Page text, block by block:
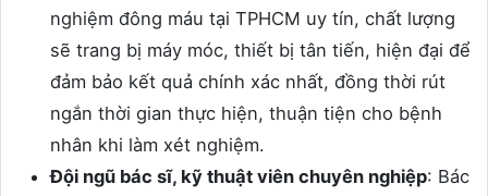
nghiệm đông máu tại TPHCM uy tín, chất lượng
sẽ trang bị máy móc, thiết bị tân tiến, hiện đại để
đảm bảo kết quả chính xác nhất, đồng thời rút
ngắn thời gian thực hiện, thuận tiện cho bệnh
nhân khi làm xét nghiệm.
Đội ngũ bác sĩ, kỹ thuật viên chuyên nghiệp: Bác